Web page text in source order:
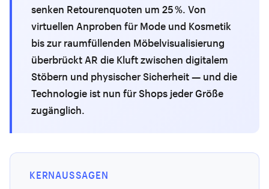
senken Retourenquoten um 25 %. Von
virtuellen Anproben für Mode und Kosmetik
bis zur raumfüllenden Möbelvisualisierung
überbrückt AR die Kluft zwischen digitalem
Stöbern und physischer Sicherheit — und die
Technologie ist nun für Shops jeder Größe
zugänglich.
KERNAUSSAGEN